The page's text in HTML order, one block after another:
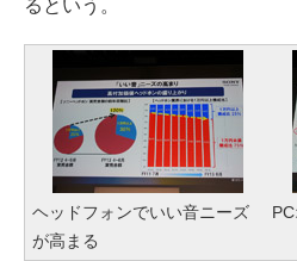
るという。
ヘッドフォンでいい音ニーズ
が高まる